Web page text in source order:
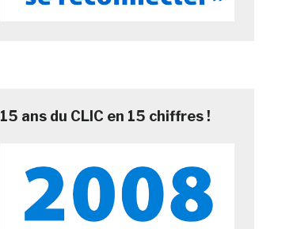
15 ans du CLIC en 15 chiffres !